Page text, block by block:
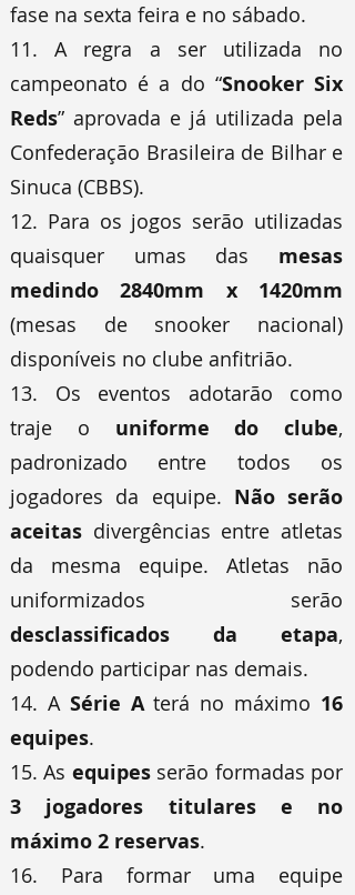
fase na sexta feira e no sábado.
11. A regra a ser utilizada no
campeonato é a do “Snooker Six
Reds” aprovada e já utilizada pela
Confederação Brasileira de Bilhar e
Sinuca (CBBS).
12. Para os jogos serão utilizadas
quaisquer umas das mesas
medindo 2840mm x 1420mm
(mesas de snooker nacional)
disponíveis no clube anfitrião.
13. Os eventos adotarão como
traje o uniforme do clube,
padronizado entre todos os
jogadores da equipe. Não serão
aceitas divergências entre atletas
da mesma equipe. Atletas não
uniformizados serão
desclassificados da etapa,
podendo participar nas demais.
14. A Série Aterá no máximo 16
equipes.
15. As equipes serão formadas por
3 jogadores titulares e no
máximo 2 reservas.
16. Para formar uma equipe